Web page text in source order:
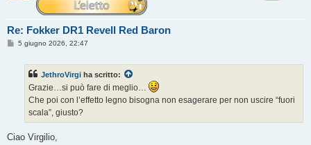
Re: Fokker DR1 Revell Red Baron
M5 giugno 2026, 22:47
JethroVirgi ha scritto:
Grazie…si può fare di meglio…
Che poi con l’effetto legno bisogna non esagerare per non uscire “fuori
scala”, giusto?
Ciao Virgilio,